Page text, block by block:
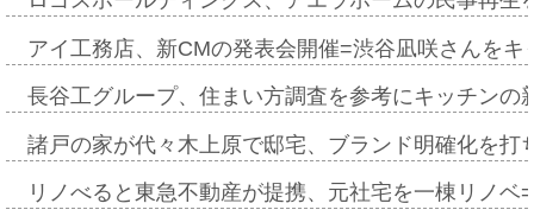
アイ工務店、新CMの発表会開催=渋谷凪咲さんを
長谷工グループ、住まい方調査を参考にキッチン
諸戸の家が代々木上原で邸宅、ブランド明確化を
リノべると東急不動産が提携、元社宅を一棟リノ